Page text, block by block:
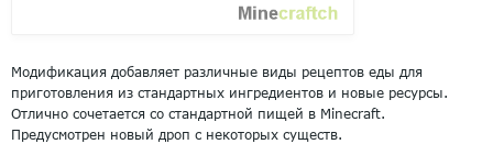
Модификация добавляет различные виды рецептов еды для
приготовления из стандартных ингредиентов и новые ресурсы.
Отлично сочетается со стандартной пищей в Minecraft.
Предусмотрен новый дроп с некоторых существ.